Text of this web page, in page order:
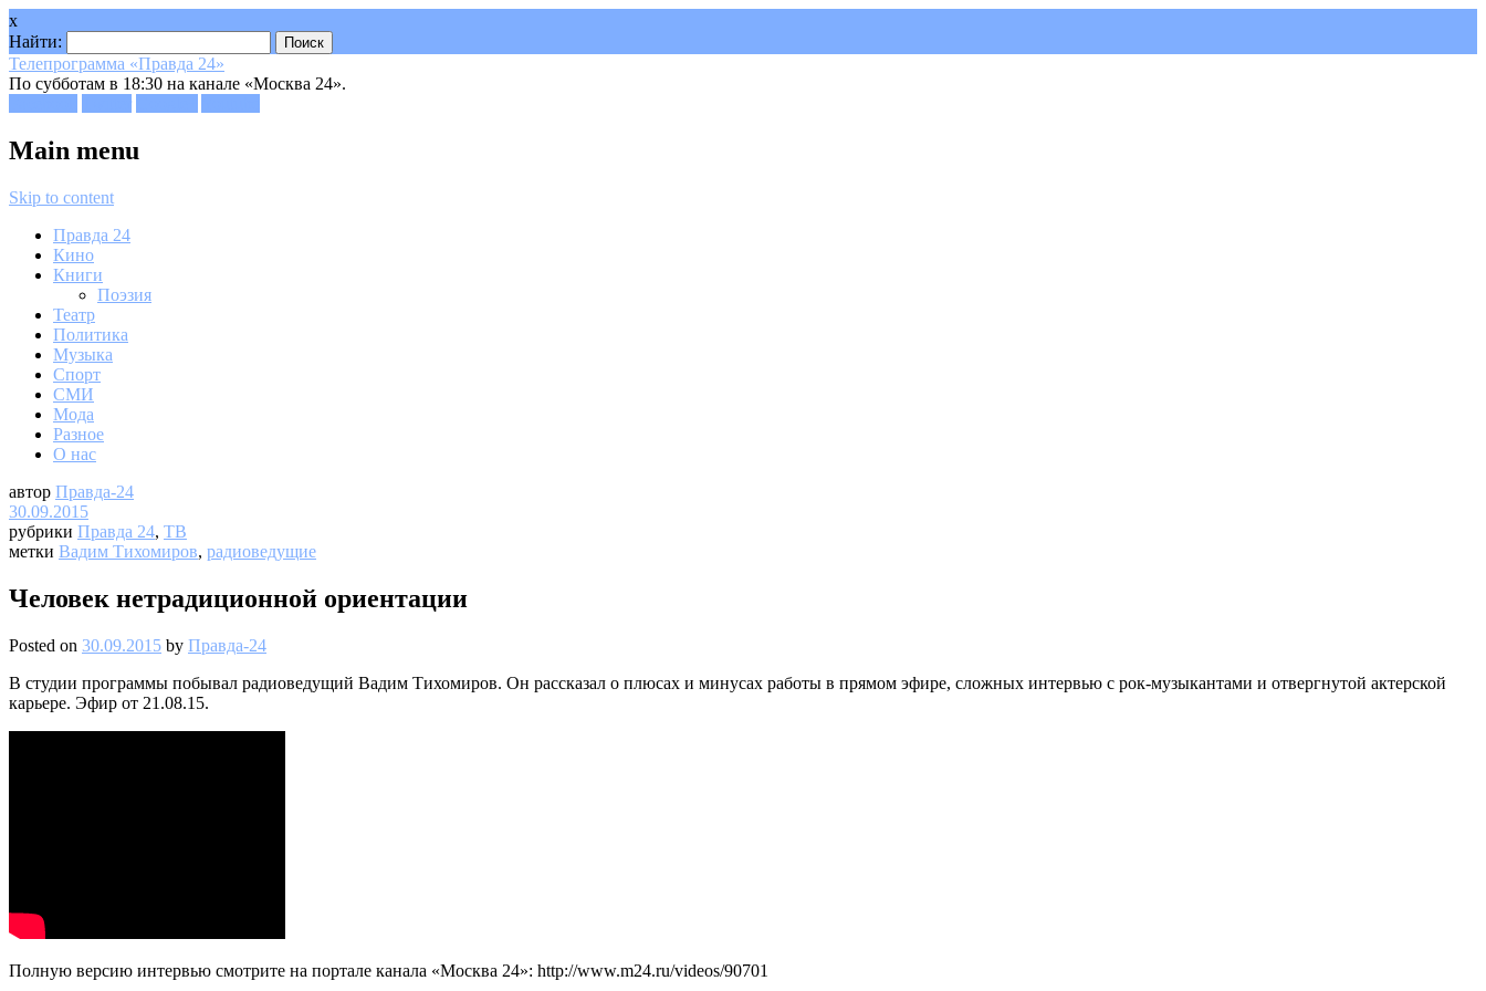
x
Найти:
Телепрограмма «Правда 24»
По субботам в 18:30 на канале «Москва 24».
Main menu
Skip to content
Правда 24
Кино
Книги
Поэзия
Театр
Политика
Музыка
Спорт
СМИ
Мода
Разное
О нас
автор Правда-24
30.09.2015
рубрики Правда 24, ТВ
метки Вадим Тихомиров, радиоведущие
Человек нетрадиционной ориентации
Posted on 30.09.2015 by Правда-24
В студии программы побывал радиоведущий Вадим Тихомиров. Он рассказал о плюсах и минусах работы в прямом эфире, сложных интервью с рок-музыкантами и отвергнутой актерской
карьере. Эфир от 21.08.15.
Полную версию интервью смотрите на портале канала «Москва 24»: http://www.m24.ru/videos/90701